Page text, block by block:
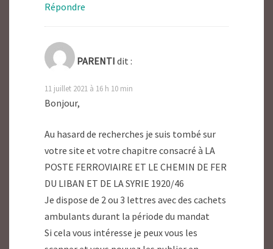
Répondre
PARENTI dit :
11 juillet 2021 à 16 h 10 min
Bonjour,
Au hasard de recherches je suis tombé sur
votre site et votre chapitre consacré à LA
POSTE FERROVIAIRE ET LE CHEMIN DE FER
DU LIBAN ET DE LA SYRIE 1920/46
Je dispose de 2 ou 3 lettres avec des cachets
ambulants durant la période du mandat
Si cela vous intéresse je peux vous les